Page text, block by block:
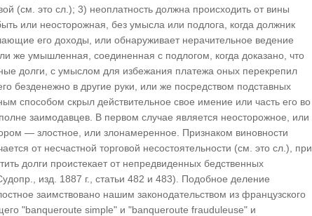
(см. это сл.); 3) неоплатность должна происходить от вины
или неосторожная, без умысла или подлога, когда должник
его доходы, или обнаруживает нерачительное ведение
же умышленная, соединенная с подлогом, когда доказано, что
долги, с умыслом для избежания платежа оных перекрепил
безденежно в другие руки, или же посредством подставных
способом скрыл действительное свое имение или часть его во
заимодавцев. В первом случае является неосторожное, или
— злостное, или злонамеренное. Признаком виновности
от несчастной торговой несостоятельности (см. это сл.), при
долги проистекает от непредвиденных бедственных
изд. 1887 г., статьи 482 и 483). Подобное деление
заимствовано нашим законодательством из французского
"banqueroute simple" и "banqueroute frauduleuse" и